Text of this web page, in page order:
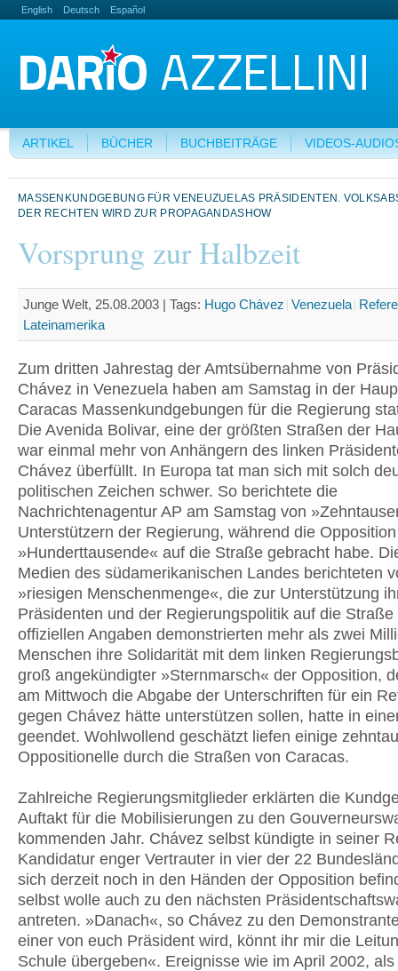
English Deutsch Español
ARTIKEL BÜCHER BUCHBEITRÄGE VIDEOS-
MASSENKUNDGEBUNG FÜR VENEUZUELAS PRÄSIDENTEN.
DER RECHTEN WIRD ZUR PROPAGANDASHOW
Vorsprung zur Halbzeit
Junge Welt, 25.08.2003 | Tags: Hugo Chávez Venezuela
Lateinamerika
Zum dritten Jahrestag der Amtsübernahme von
Chávez in Venezuela haben am Samstag in der
Caracas Massenkundgebungen für die Regierung
Die Avenida Bolivar, eine der größten Straßen der
war einmal mehr von Anhängern des linken
Chávez überfüllt. In Europa tat man sich mit solch
politischen Zeichen schwer. So berichtete die
Nachrichtenagentur AP am Samstag von
Unterstützern der Regierung, während die
»Hunderttausende« auf die Straße gebracht habe.
Medien des südamerikanischen Landes berichteten
»riesigen Menschenmenge«, die zur Unterstützung
Präsidenten und der Regierungspolitik auf die
offiziellen Angaben demonstrierten mehr als zwei
Menschen ihre Solidarität mit dem linken
groß angekündigter »Sternmarsch« der Opposition,
am Mittwoch die Abgabe der Unterschriften für ein
gegen Chávez hätte unterstützen sollen, hatte in
geendet. Wohlwollend geschätzt liefen einige
Oppositionelle durch die Straßen von Caracas.
Zahlreiche Regierungsmitglieder erklärten die
Auftakt für die Mobilisierungen zu den
kommenden Jahr. Chávez selbst kündigte in seiner
Kandidatur enger Vertrauter in vier der 22
sich derzeit noch in den Händen der Opposition
selbst wolle auch zu den nächsten
antreten. »Danach«, so Chávez zu den
einer von euch Präsident wird, könnt ihr mir die
Schule übergeben«. Ereignisse wie im April 2002,